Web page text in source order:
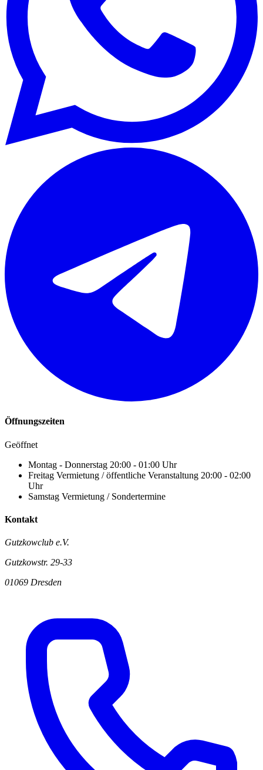
Öffnungszeiten
Geöffnet
Montag - Donnerstag 20:00 - 01:00 Uhr
Freitag Vermietung / öffentliche Veranstaltung 20:00 - 02:00
Uhr
Samstag Vermietung / Sondertermine
Kontakt
Gutzkowclub e.V.
Gutzkowstr. 29-33
01069 Dresden